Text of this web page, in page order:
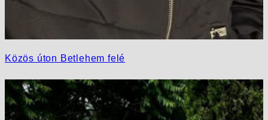
Közös úton Betlehem felé